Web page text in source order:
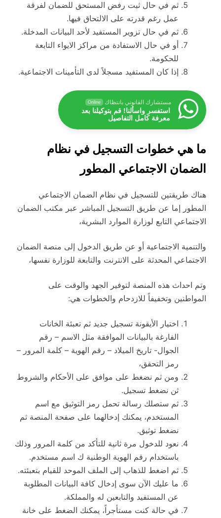
ثم في حال ثبت رفض المستحق للضمان لفرقة
عمل رغم قدرته على الالتحاق فيها.
ثم في حال تزوير المستفيد لأحد البيانات المدخلة.
أو في حال الاستفادة من مراكز الايواء التابعة
للحكومة.
إذا كان المستفيد مسجلاً لدى التأمينات الاجتماعية.
مستشارك القانوني بانتظاك Online
استفسر واسألنا! قم بتوكيلنا بعد
معرفة كامل التفاصيل
ما هي خطوات التسجيل في نظام
الضمان الاجتماعي المطور
هناك طريقتين للتسجيل في نظام الضمان الاجتماعي
المطور إما عن طريق التسجيل المباشر عبر مكتب الضمان
الاجتماعي التابع لوزارة الموارد البشرية،
والتنمية الاجتماعية أو عن طريق الدخول إلى منصة الضمان
الاجتماعي المحدثة على الانترنت والتابعة للوزارة نفسها،
وتم احداث هذه المنصة لتوفير الجهد والوقت على
المواطنين وتخفيفاً للازدحام والخطوات هي:
اختيار الأيقونة تسجيل جديد ثم تعبئة الخانات
الفارغة بالبيانات الموافقة مثل الاسم – رقم
الجوال- تاريخ الميلاد – رقم الهوية – كلمة المرور –
رمز التحقق،
ومن ثم نضغط على موافق على الأحكام والشروط
ثن نضغط تسجيل.
ثم ستصلك رسالة تحمل رمز التوثيق مع اسم
المستخدم، يمكنك إدخالهما على صفحة المنصة ثم
نضغط توثيق.
نعود للدخول مرة ثانية للتأكد من كلمة المرور وذلك
باستخدام رقم الهوية الوطنية ك اسم مستخدم.
ثم اضغط للذهاب إلى الملف الموحد للقيام بتعبئته.
ما عليك الآن سوى إدخال كافة البيانات المطلوبة
عن المستفيد والتابعين له والمملكة.
في حالة كنت مستأجراً، يمكنك الضغط على خانة